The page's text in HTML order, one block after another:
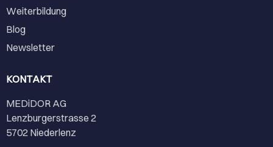
Weiterbildung
Blog
Newsletter
KONTAKT
MEDiDOR AG
Lenzburgerstrasse 2
5702 Niederlenz